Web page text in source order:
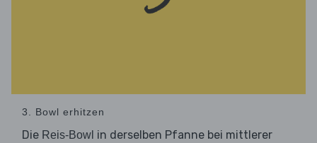
3. Bowl erhitzen
Die Reis-Bowl in derselben Pfanne bei mittlerer